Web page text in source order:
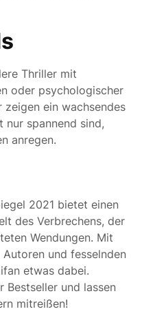
Thriller mit
oder psychologischer
zeigen ein wachsendes
nur spannend sind,
anregen.
2021 bietet einen
des Verbrechens, der
Wendungen. Mit
und fesselnden
etwas dabei.
Bestseller und lassen
mitreißen!